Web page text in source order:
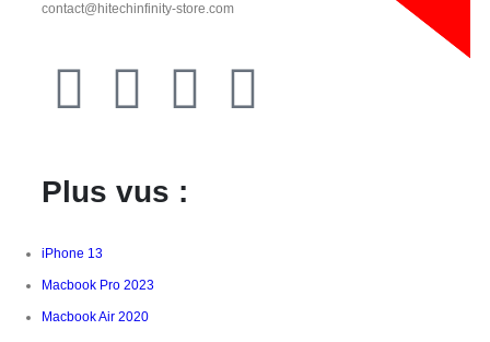
contact@hitechinfinity-store.com
Plus vus :
iPhone 13
Macbook Pro 2023
Macbook Air 2020